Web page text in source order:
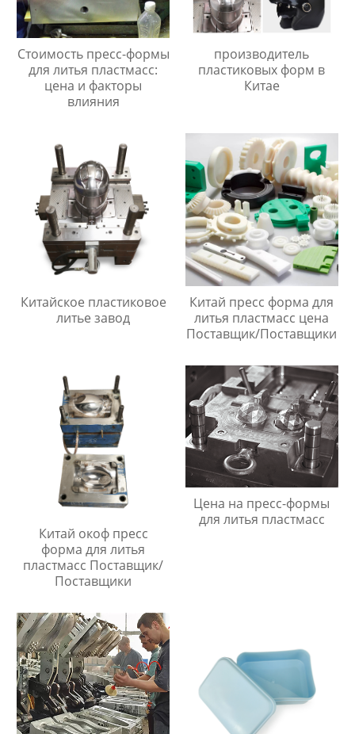
Стоимость пресс-формы
для литья пластмасс:
цена и факторы
влияния
производитель
пластиковых форм в
Китае
Китайское пластиковое
литье завод
Китай пресс форма для
литья пластмасс цена
Поставщик/Поставщики
Китай окоф пресс
форма для литья
пластмасс Поставщик/
Поставщики
Цена на пресс-формы
для литья пластмасс